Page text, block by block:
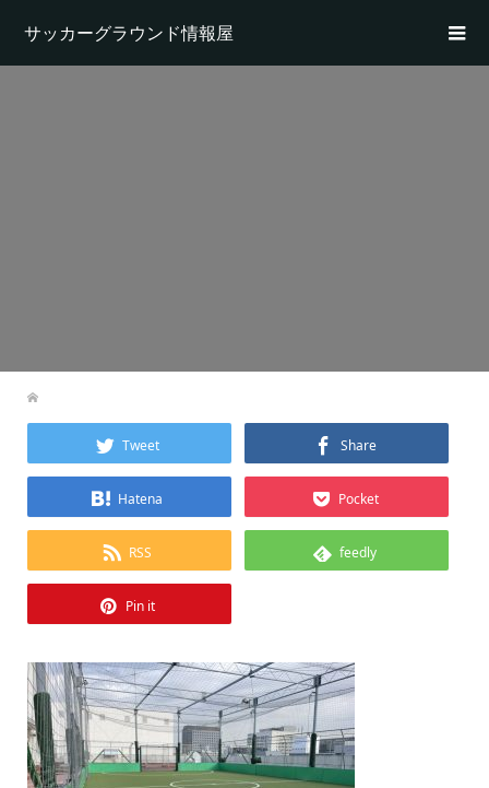
サッカーグラウンド情報屋
Tweet Share
Hatena Pocket
RSS feedly
Pin it